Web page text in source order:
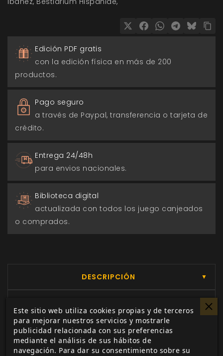
Edición PDF gratis
con la edición física en más de 200
productos.
Pago seguro
a través de Paypal, transferencia o tarjeta de
crédito.
Entrega 24/48h
para envios nacionales.
Biblioteca digital
actualizada con todos los juego canjeados
o comprados.
DESCRIPCIÓN ▼
Toda leyenda tiene un origen. Los hechos se
cuentan, se transmiten de boca en boca
llenando de matices lo ocurrido con cada
Este sitio web utiliza cookies propias y de terceros
para mejorar nuestros servicios y mostrarle
publicidad relacionada con sus preferencias
mediante el análisis de sus hábitos de
navegación. Para dar su consentimiento sobre su